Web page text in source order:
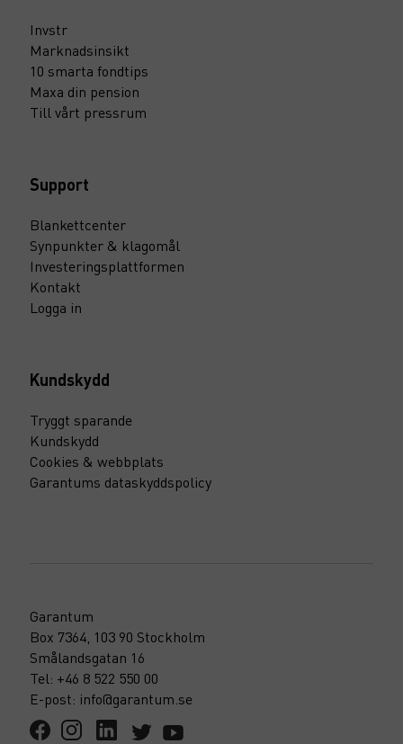
Invstr
Marknadsinsikt
10 smarta fondtips
Maxa din pension
Till vårt pressrum
Support
Blankettcenter
Synpunkter & klagomål
Investeringsplattformen
Kontakt
Logga in
Kundskydd
Tryggt sparande
Kundskydd
Cookies & webbplats
Garantums dataskyddspolicy
Garantum
Box 7364, 103 90 Stockholm
Smålandsgatan 16
Tel: +46 8 522 550 00
E-post: info@garantum.se